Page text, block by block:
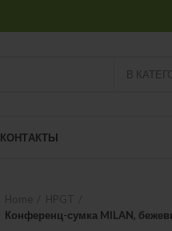
В
КОНТАКТЫ
Конференц-сумка MILAN,